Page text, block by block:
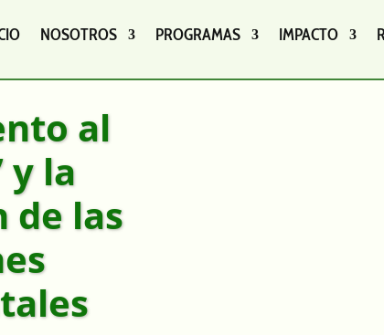
NOSOTROS PROGRAMAS IMPACTO
al
y la
de las